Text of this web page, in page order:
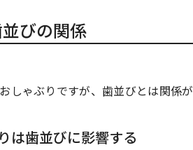
びの関係
しゃぶりですが、歯並びとは関係
は歯並びに影響する